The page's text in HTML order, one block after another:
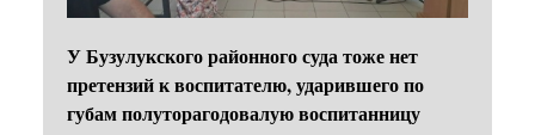
У Бузулукского районного суда тоже нет
претензий к воспитателю, ударившего по
губам полуторагодовалую воспитанницу